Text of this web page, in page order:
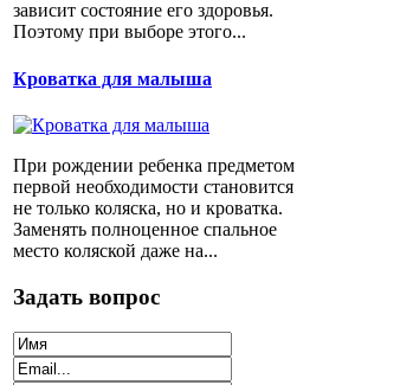
зависит состояние его здоровья.
Поэтому при выборе этого...
Кроватка для малыша
При рождении ребенка предметом
первой необходимости становится
не только коляска, но и кроватка.
Заменять полноценное спальное
место коляской даже на...
Задать вопрос